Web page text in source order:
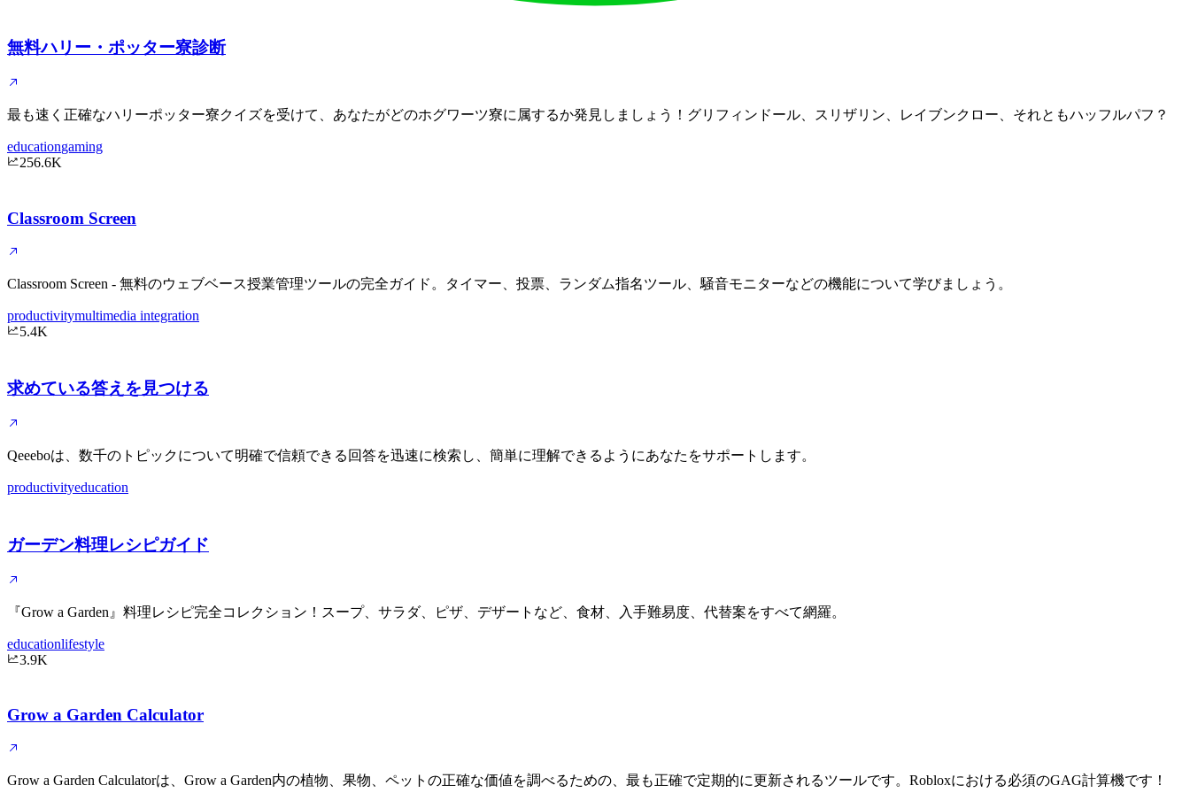
無料ハリー・ポッター寮診断
最も速く正確なハリーポッター寮クイズを受けて、あなたがどのホグワーツ寮に属するか発見しましょう！グリフィンドール、スリザリン、レイブンクロー、それともハッフルパフ？
educationgaming
256.6K
Classroom Screen
Classroom Screen - 無料のウェブベース授業管理ツールの完全ガイド。タイマー、投票、ランダム指名ツール、騒音モニターなどの機能について学びましょう。
productivitymultimedia integration
5.4K
求めている答えを見つける
Qeeeboは、数千のトピックについて明確で信頼できる回答を迅速に検索し、簡単に理解できるようにあなたをサポートします。
productivityeducation
ガーデン料理レシピガイド
『Grow a Garden』料理レシピ完全コレクション！スープ、サラダ、ピザ、デザートなど、食材、入手難易度、代替案をすべて網羅。
educationlifestyle
3.9K
Grow a Garden Calculator
Grow a Garden Calculatorは、Grow a Garden内の植物、果物、ペットの正確な価値を調べるための、最も正確で定期的に更新されるツールです。Robloxにおける必須のGAG計算機です！